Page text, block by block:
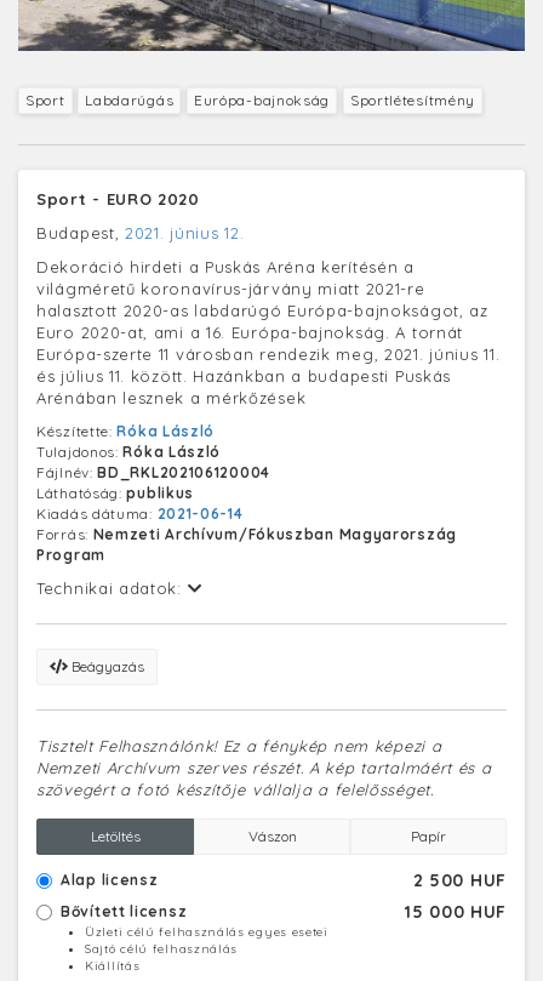
Sport Labdarúgás Európa-bajnokság Sportlétesítmény
Sport - EURO 2020
Budapest, 2021. június 12.
Dekoráció hirdeti a Puskás Aréna kerítésén a
világméretű koronavírus-járvány miatt 2021-re
halasztott 2020-as labdarúgó Európa-bajnokságot, az
Euro 2020-at, ami a 16. Európa-bajnokság. A tornát
Európa-szerte 11 városban rendezik meg, 2021. június 11.
és július 11. között. Hazánkban a budapesti Puskás
Arénában lesznek a mérkőzések
Készítette:Róka László
Tulajdonos:Róka László
Fájlnév:BD_RKL202106120004
Láthatóság:publikus
Kiadás dátuma: 2021-06-14
Forrás: Nemzeti Archívum/Fókuszban Magyarország
Program
Technikai adatok:
Beágyazás
Tisztelt Felhasználónk! Ez a fénykép nem képezi a
Nemzeti Archívum szerves részét. A kép tartalmáért és a
szövegért a fotó készítője vállalja a felelősséget.
Letöltés Vászon Papír
Alap licensz 2 500 HUF
Bővített licensz 15 000 HUF
Üzleti célú felhasználás egyes esetei
Sajtó célú felhasználás
Kiállítás